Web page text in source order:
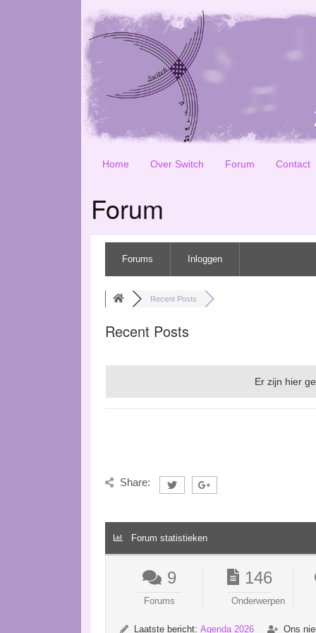
Home Over Switch Forum Contact
Forum
Forums Inloggen
Recent Posts
Recent Posts
Er zijn hier
Share:
Forum statistieken
9
Forums
146
Onderwerpen
Laatste bericht: Agenda 2026
Ons